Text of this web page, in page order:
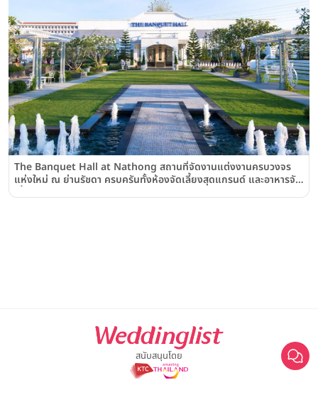
The Banquet Hall at Nathong สถานที่จัดงานแต่งงานครบวงจร
แห่งใหม่ ณ ย่านรัชดา ครบครันทั้งห้องจัดเลี้ยงสุดแกรนด์ และอาหารจัด
สนับสนุนโดย